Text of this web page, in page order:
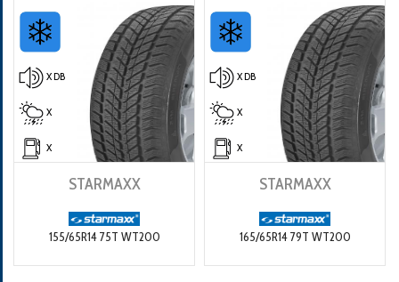
X DB
X
X
STARMAXX
155/65R14 75T WT200
X DB
X
X
STARMAXX
165/65R14 79T WT200